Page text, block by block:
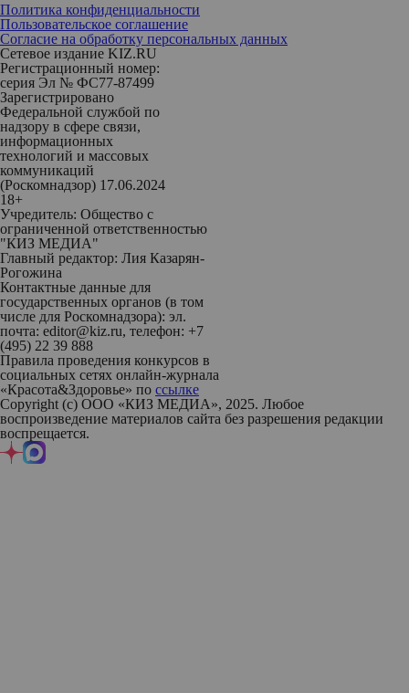
Политика конфиденциальности
Пользовательское соглашение
Согласие на обработку персональных данных
Сетевое издание KIZ.RU
Регистрационный номер:
серия Эл № ФС77-87499
Зарегистрировано
Федеральной службой по
надзору в сфере связи,
информационных
технологий и массовых
коммуникаций
(Роскомнадзор) 17.06.2024
18+
Учредитель: Общество с
ограниченной ответственностью
"КИЗ МЕДИА"
Главный редактор: Лия Казарян-
Рогожина
Контактные данные для
государственных органов (в том
числе для Роскомнадзора): эл.
почта: editor@kiz.ru, телефон: +7
(495) 22 39 888
Правила проведения конкурсов в
социальных сетях онлайн-журнала
«Красота&Здоровье» по ссылке
Copyright (с) ООО «КИЗ МЕДИА», 2025. Любое
воспроизведение материалов сайта без разрешения редакции
воспрещается.